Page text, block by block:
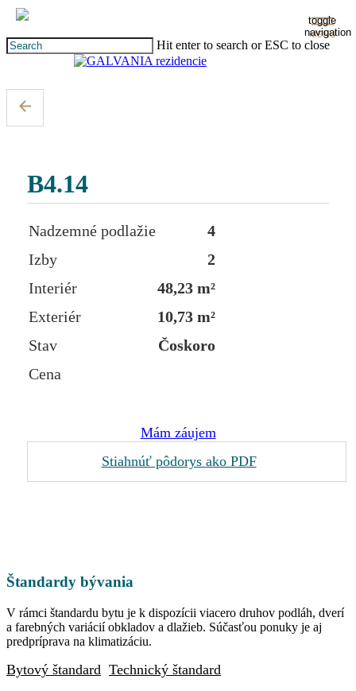
Skip
main
content
toggle
navigation
Hit enter to search or ESC to close
B4.14
Nadzemné podlažie
4
Izby
2
Interiér
48,23 m²
Exteriér
10,73 m²
Stav
Čoskoro
Cena
Mám záujem
Stiahnúť pôdorys ako PDF
Štandardy bývania
V rámci štandardu bytu je k dispozícii viacero druhov podláh, dverí
a farebných variácií obkladov a dlažieb. Súčasťou ponuky je aj
predpríprava na klimatizáciu.
Bytový štandard Technický štandard